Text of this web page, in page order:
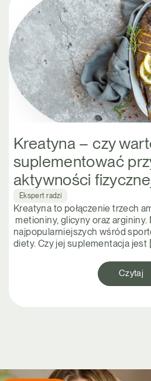
Kreatyna – czy
suplementować
aktywności
Ekspert radzi
Kreatyna to połączenie trzech
metioniny, glicyny oraz argininy.
najpopularniejszych wśród
diety. Czy jej suplementacja jest
Czytaj